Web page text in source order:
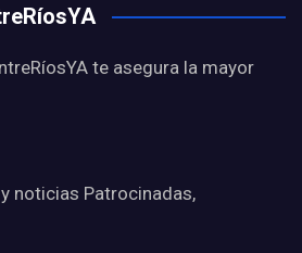
te asegura la mayor
noticias Patrocinadas,